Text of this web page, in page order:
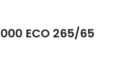
ECO 265/65